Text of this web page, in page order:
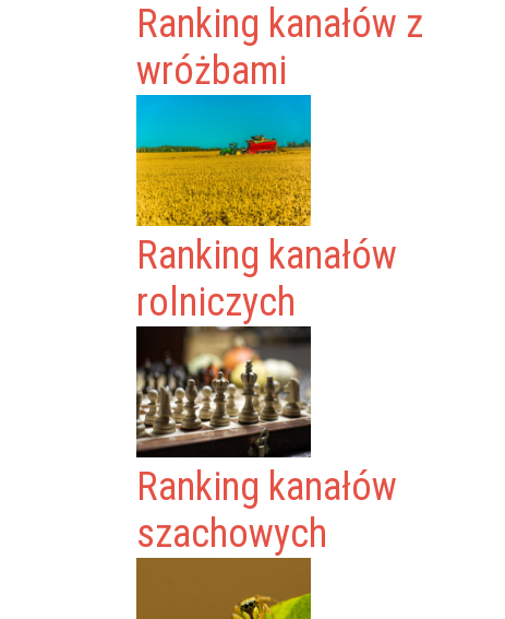
Ranking kanałów z
wróżbami
Ranking kanałów
rolniczych
Ranking kanałów
szachowych